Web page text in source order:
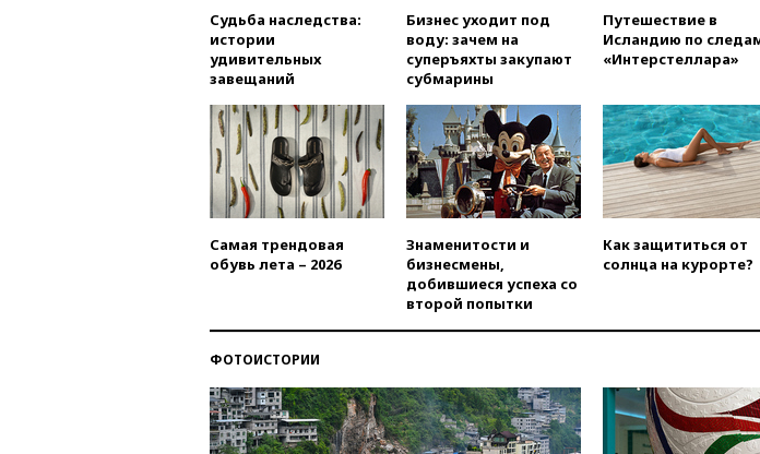
Судьба наследства:
истории
удивительных
завещаний
Бизнес уходит под
воду: зачем на
суперъяхты закупают
субмарины
Путешествие в
Исландию по
«Интерстеллара»
Самая трендовая
обувь лета – 2026
Знаменитости и
бизнесмены,
добившиеся успеха со
второй попытки
Как защититься от
солнца на курорте?
ФОТОИСТОРИИ